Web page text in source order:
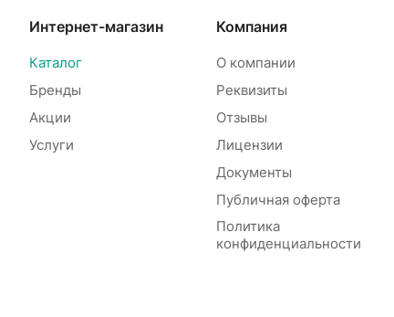
Интернет-магазин
Каталог
Бренды
Акции
Услуги
Компания
О компании
Реквизиты
Отзывы
Лицензии
Документы
Публичная оферта
Политика
конфиденциальности